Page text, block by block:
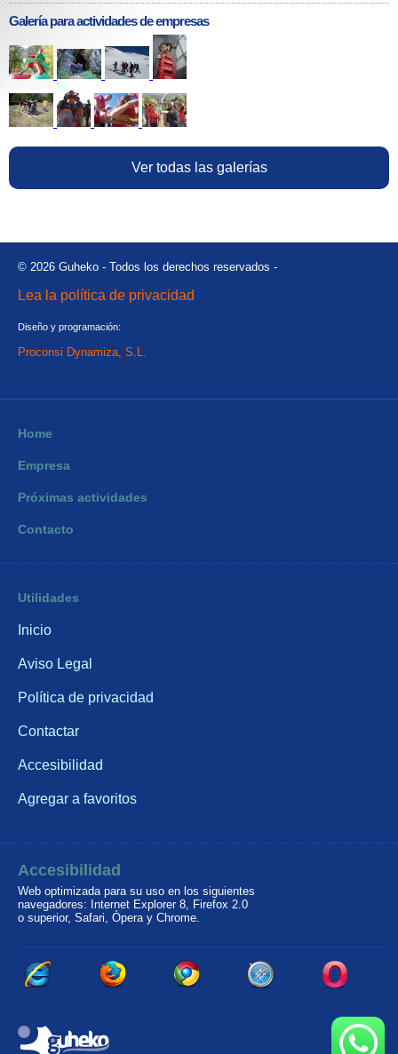
Galería para actividades de empresas
Ver todas las galerías
© 2026 Guheko - Todos los derechos reservados -
Lea la política de privacidad
Diseño y programación:
Proconsi Dynamiza, S.L.
Home
Empresa
Próximas actividades
Contacto
Utilidades
Inicio
Aviso Legal
Política de privacidad
Contactar
Accesibilidad
Agregar a favoritos
Accesibilidad
Web optimizada para su uso en los siguientes
navegadores: Internet Explorer 8, Firefox 2.0
o superior, Safari, Ópera y Chrome.